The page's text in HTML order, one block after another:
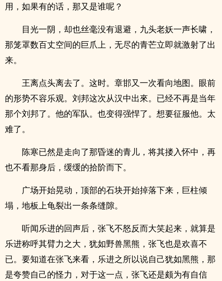
用，如果有的话，那又是谁呢？
目光一阴，却也丝毫没有退避，九头老妖一声长啸，
那笼罩数百丈空间的巨爪上，无尽的青芒立即就激‎‌射­‎了‌‎出
来。
王离点头离去了。这时。章邯又一次看向地图。眼前
的形势不容乐观。刘邦这次从汉中出來。已经不再是当年
那个刘邦了。他的军队。也变得强悍了。想要征服他。太
难了。
陈寒已然是走向了那昏迷的青儿，将其搂入怀中，再
也不看那身后，缓缓的拾阶而下。
广场开始晃动，顶部的石块开始掉落下来，巨柱倾
塌，地板上龟裂出一条条缝隙。
听闻乐进的回声后，张飞不怒反而大笑起来，就算是
乐进称呼其臂力之大，犹如野兽黑熊，张飞也是欢喜不
已。要知道在张飞来看，乐进之所以说自己犹如黑熊，那
是夸赞自己的怪力，对于这一点，张飞还是颇为有自信